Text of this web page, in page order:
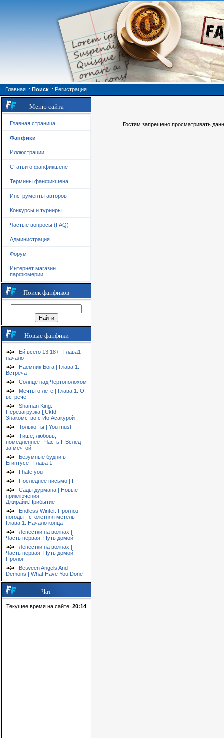
Главная :: Поиск :: Регистрация
Меню сайта
Главная страница
Фанфики
Иллюстрации
Статьи о фанфикшене
Термины фанфикшена
Инструменты авторов
Конкурсы и турниры
Частые вопросы (FAQ)
Администрация
Форум
Интернет магазин
парфюмерии
Поиск фанфиков
Новые фанфики
Ей всего 13 18+ | Глава1
начало
Наёмник Бога | Глава 1.
Встреча
Солнце над Чертополохом
Мечты о лете | Глава 1. О
встрече
Shaman King.
Перезагрузка | Ukfdf
Знакомство с Йо Асакурой
Только ты | You must
Тише, любовь,
помедленнее | Часть I. Вслед
за мечтой
Безумные будни в
Египтусе | Глава 1
I hate you
Последнее письмо | I
Сады дурмана | Новые
приключения
Джирайи:Прибытие
Endless Winter. Прогноз
погоды - столетняя метель |
Глава 1. Начало конца
Лепестки на волнах |
Часть первая. Путь домой
Лепестки на волнах |
Часть первая. Путь домой.
Пролог
Between Angels And
Demons | What Have You Done
Чат
Текущее время на сайте: 20:14
Гостям запрещено просматривать